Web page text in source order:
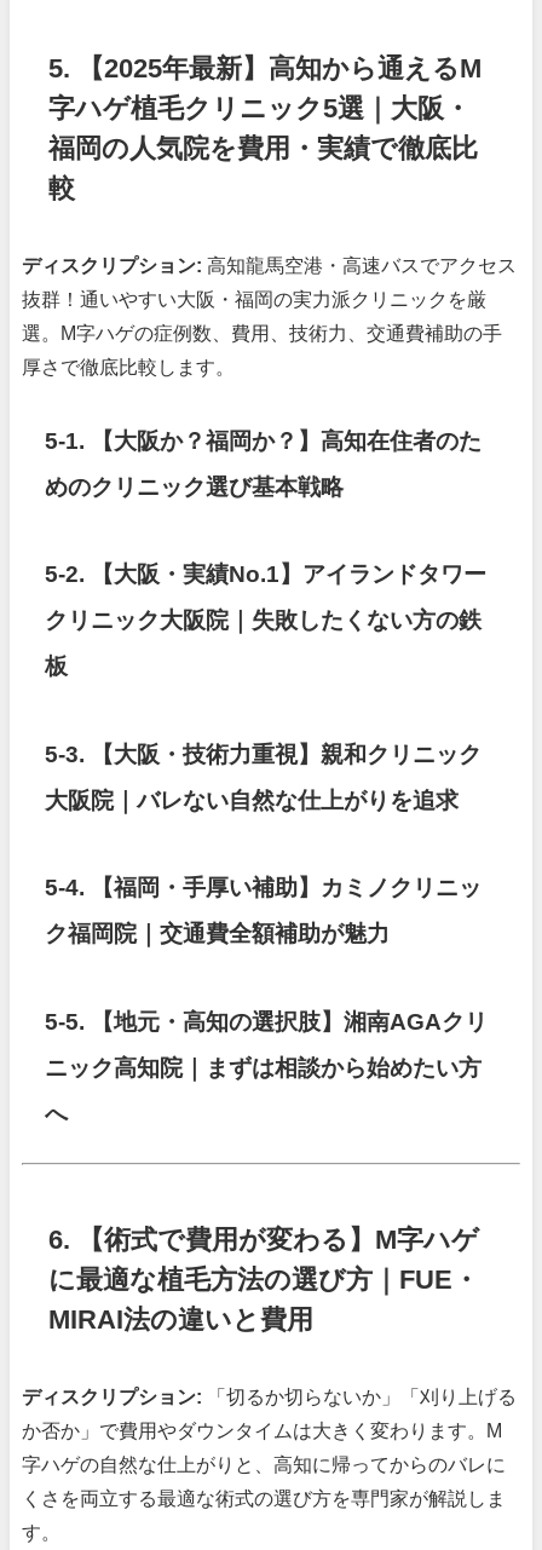
5. 【2025年最新】高知から通えるM
字ハゲ植毛クリニック5選｜大阪・
福岡の人気院を費用・実績で徹底比
較
ディスクリプション: 高知龍馬空港・高速バスでアクセス
抜群！通いやすい大阪・福岡の実力派クリニックを厳
選。M字ハゲの症例数、費用、技術力、交通費補助の手
厚さで徹底比較します。
5-1.
【大阪か？福岡か？】高知在住者のた
めのクリニック選び基本戦略
5-2.
【大阪・実績No.1】アイランドタワー
クリニック大阪院｜失敗したくない方の鉄
板
5-3.
【大阪・技術力重視】親和クリニック
大阪院｜バレない自然な仕上がりを追求
5-4.
【福岡・手厚い補助】カミノクリニッ
ク福岡院｜交通費全額補助が魅力
5-5.
【地元・高知の選択肢】湘南AGAクリ
ニック高知院｜まずは相談から始めたい方
へ
6. 【術式で費用が変わる】M字ハゲ
に最適な植毛方法の選び方｜FUE・
MIRAI法の違いと費用
ディスクリプション: 「切るか切らないか」「刈り上げる
か否か」で費用やダウンタイムは大きく変わります。M
字ハゲの自然な仕上がりと、高知に帰ってからのバレに
くさを両立する最適な術式の選び方を専門家が解説しま
す。